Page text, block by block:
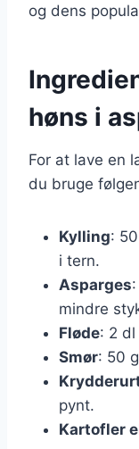
og dens
høns i
For at lave en
du bruge
Kylling:
i tern.
Asparges
mindre
Fløde: 2
Smør: 50
pynt.
Kartofler